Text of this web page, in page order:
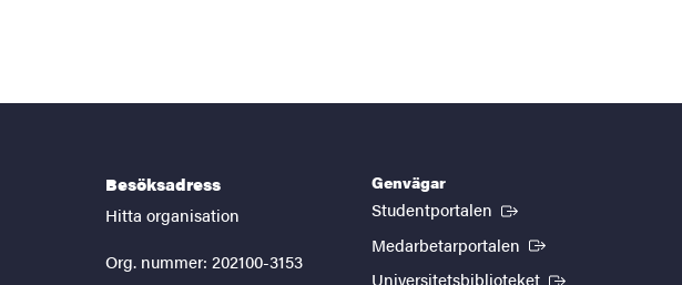
Besöksadress
Hitta organisation
Org. nummer: 202100-3153
Genvägar
Studentportalen (Extern länk)
Medarbetarportalen (Extern länk)
Universitetsbiblioteket (Extern länk)